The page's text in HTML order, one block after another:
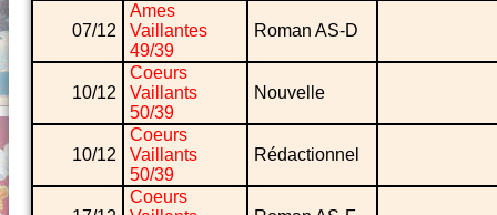
07/12
Ames
Vaillantes
49/39
Roman AS-D
10/12
Coeurs
Vaillants
50/39
Nouvelle
10/12
Coeurs
Vaillants
50/39
Rédactionnel
Coeurs